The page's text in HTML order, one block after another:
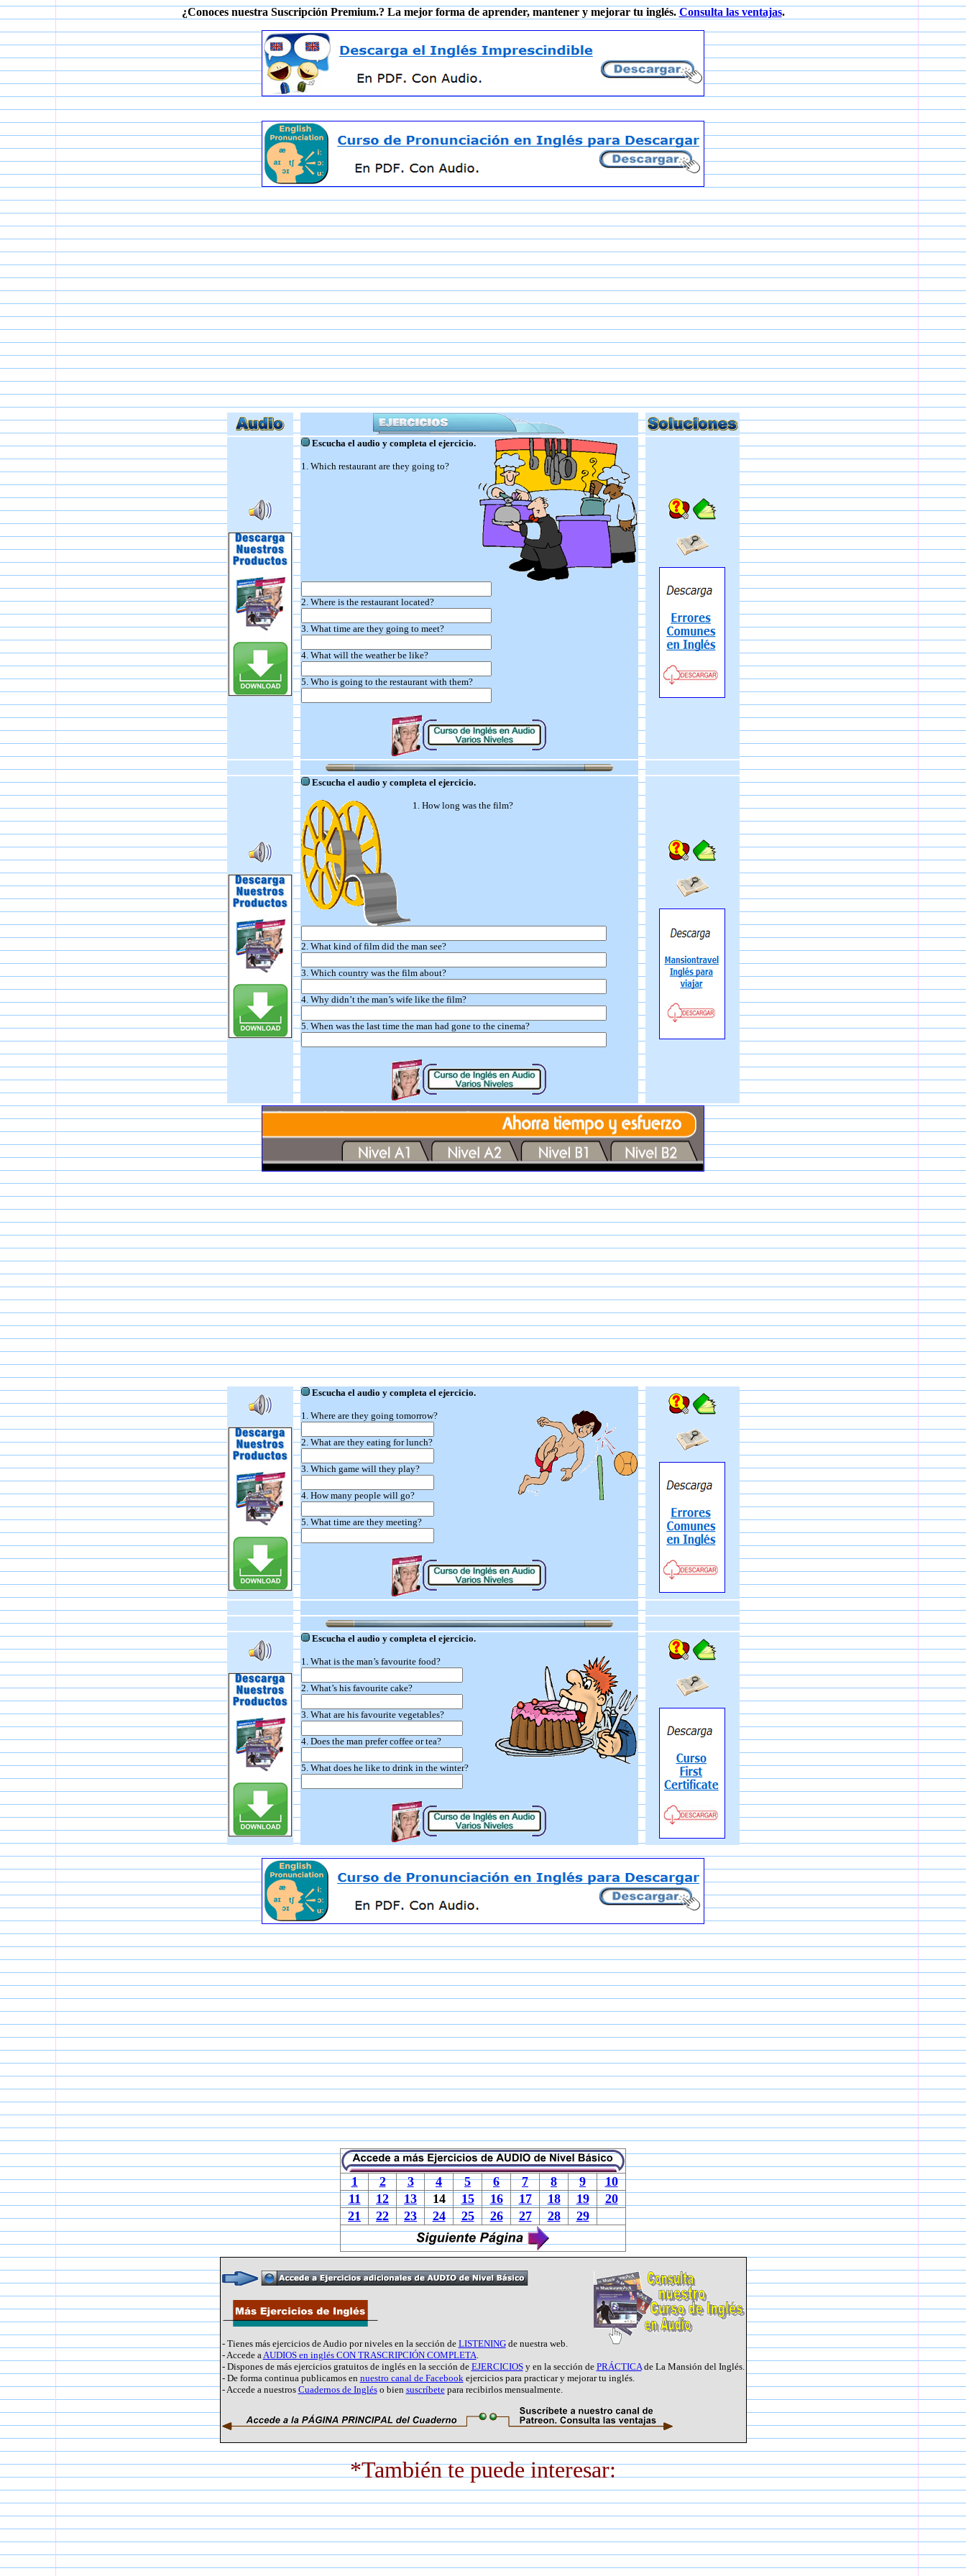
¿Conoces nuestra Suscripción Premium.? La mejor forma de aprender, mantener y mejorar tu inglés. Consulta las ventajas.
Escucha el audio y completa el ejercicio.
1. Which restaurant are they going to?
2. Where is the restaurant located?
3. What time are they going to meet?
4. What will the weather be like?
5. Who is going to the restaurant with them?
Escucha el audio y completa el ejercicio.
1. How long was the film?
2. What kind of film did the man see?
3. Which country was the film about?
4. Why didn’t the man’s wife like the film?
5. When was the last time the man had gone to the cinema?
Escucha el audio y completa el ejercicio.
1. Where are they going tomorrow?
2. What are they eating for lunch?
3. Which game will they play?
4. How many people will go?
5. What time are they meeting?
Escucha el audio y completa el ejercicio.
1. What is the man’s favourite food?
2. What’s his favourite cake?
3. What are his favourite vegetables?
4. Does the man prefer coffee or tea?
5. What does he like to drink in the winter?
1 2 3 4 5 6 7 8 9
10
11
12 13 14 15 16 17 18 19
20
21
22 23 24 25 26 27 28 29
- Tienes más ejercicios de Audio por niveles en la sección de LISTENINGde nuestra web.
- Accede aAUDIOS en inglés CON TRASCRIPCIÓN COMPLETA.
- Dispones de más ejercicios gratuitos de inglés en la sección de EJERCICIOSy en la sección de PRÁCTICAde La Mansión del Inglés.
- De forma continua publicamos en nuestro canal de Facebookejercicios para practicar y mejorar tu inglés.
- Accede a nuestros Cuadernos de Ingléso bien suscríbetepara recibirlos mensualmente.
*También te puede interesar: